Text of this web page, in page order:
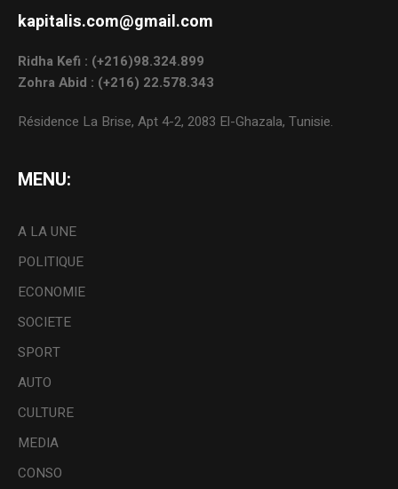
kapitalis.com@gmail.com
Ridha Kefi : (+216)98.324.899
Zohra Abid : (+216) 22.578.343
Résidence La Brise, Apt 4-2, 2083 El-Ghazala, Tunisie.
MENU:
A LA UNE
POLITIQUE
ECONOMIE
SOCIETE
SPORT
AUTO
CULTURE
MEDIA
CONSO